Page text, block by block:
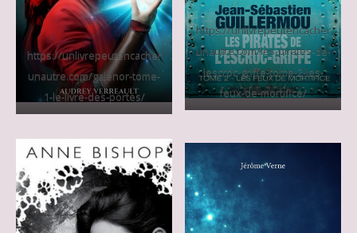
https://unlivrepeutencacher
unautre.com/galenor-tome-
1-le-livre-des-portes/
https://unlivrepeutencacher
unautre.com/les-pirates-de-
lescroc-griffe-tome-2-les-
feux-de-mortifice/